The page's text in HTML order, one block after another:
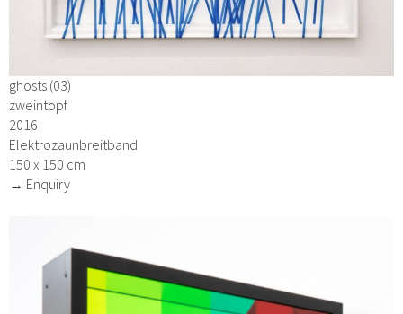
ghosts (03)
zweintopf
2016
Elektrozaunbreitband
150 x 150 cm
→ Enquiry